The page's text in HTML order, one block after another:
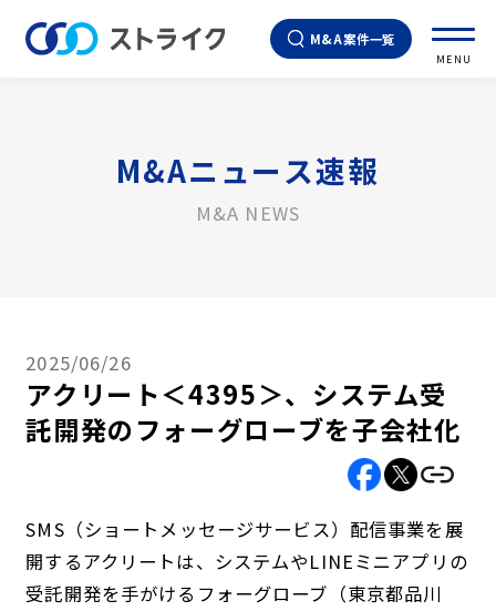
M&A案件一覧
MENU
M&Aニュース速報
M&A NEWS
2025/06/26
アクリート＜4395＞、システム受
託開発のフォーグローブを子会社化
SMS（ショートメッセージサービス）配信事業を展
開するアクリートは、システムやLINEミニアプリの
受託開発を手がけるフォーグローブ（東京都品川